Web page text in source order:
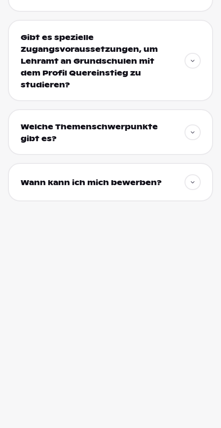
Gibt es spezielle
Zugangsvoraussetzungen, um
Lehramt an Grundschulen mit
dem Profil Quereinstieg zu
studieren?
Welche Themenschwerpunkte
gibt es?
Wann kann ich mich bewerben?